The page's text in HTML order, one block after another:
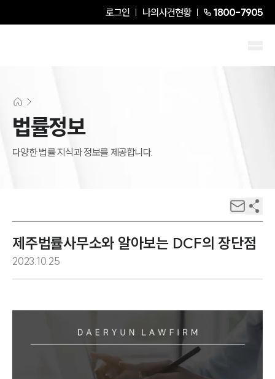
로그인 나의사건현황 1800-7905
법률정보
다양한 법률 지식과 정보를 제공합니다.
제주법률사무소와 알아보는 DCF의 장단점
2023.10.25